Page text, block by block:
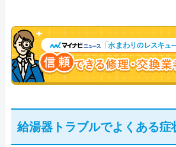
給湯器トラブルでよくある症